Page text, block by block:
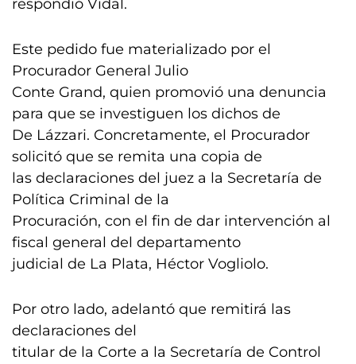
respondió Vidal.
Este pedido fue materializado por el
Procurador General Julio
Conte Grand, quien promovió una denuncia
para que se investiguen los dichos de
De Lázzari. Concretamente, el Procurador
solicitó que se remita una copia de
las declaraciones del juez a la Secretaría de
Política Criminal de la
Procuración, con el fin de dar intervención al
fiscal general del departamento
judicial de La Plata, Héctor Vogliolo.
Por otro lado, adelantó que remitirá las
declaraciones del
titular de la Corte a la Secretaría de Control